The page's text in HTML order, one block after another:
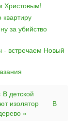
Христовым!
за убийство
- встречаем Новый
В детской
изолятор
В
»